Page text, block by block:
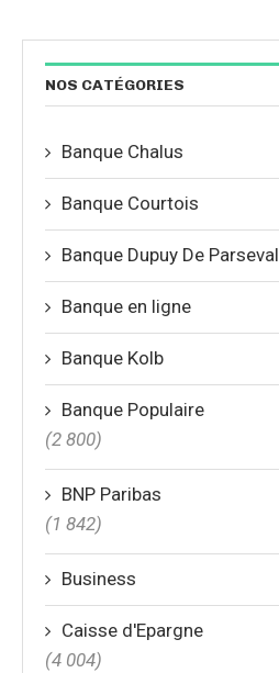
NOS CATÉGORIES
Banque Chalus
Banque Courtois
Banque Dupuy De Parseval
Banque en ligne
Banque Kolb
Banque Populaire
(2 800)
BNP Paribas
(1 842)
Business
Caisse d'Epargne
(4 004)